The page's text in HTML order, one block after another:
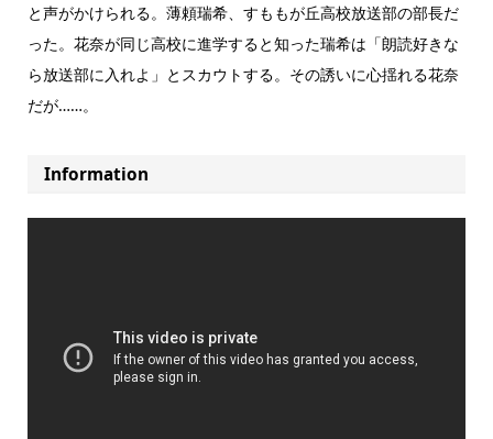
と声がかけられる。薄頼瑞希、すももが丘高校放送部の部長だ
った。花奈が同じ高校に進学すると知った瑞希は「朗読好きな
ら放送部に入れよ」とスカウトする。その誘いに心揺れる花奈
だが……。
Information